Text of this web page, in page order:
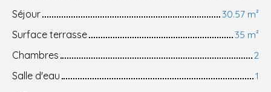
Séjour
30.57 m²
Surface terrasse
35 m²
Chambres
2
Salle d'eau
1